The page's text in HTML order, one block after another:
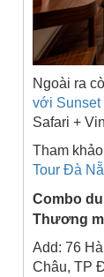
Ngoài ra
với Sunset
Safari +
Tham
Tour Đà
Combo
Thương
Add: 76
Châu, TP